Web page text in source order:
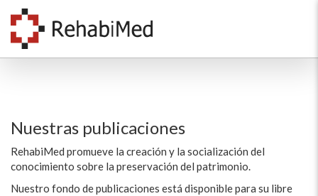
Nuestras publicaciones
RehabiMed promueve la creación y la socialización del
conocimiento sobre la preservación del patrimonio.
Nuestro fondo de publicaciones está disponible para su libre